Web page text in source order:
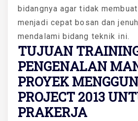
bidangnya agar tidak
menjadi cepat bosan dan
mendalami bidang teknik ini.
TUJUAN
PENGENALAN
PROYEK
PROJECT 2013
PRAKERJA